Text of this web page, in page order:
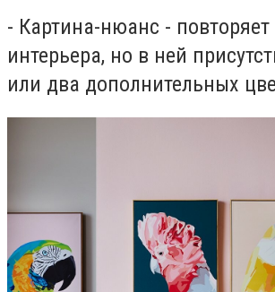
- Картина-нюанс - повторяет
интерьера, но в ней
или два дополнительных